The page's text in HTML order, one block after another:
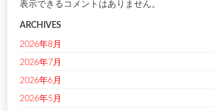
表示できるコメントはありません。
ARCHIVES
2026年8月
2026年7月
2026年6月
2026年5月